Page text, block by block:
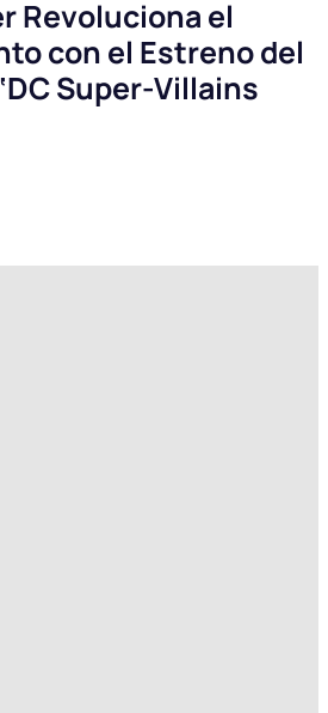
Revoluciona el
con el Estreno del
Super-Villains